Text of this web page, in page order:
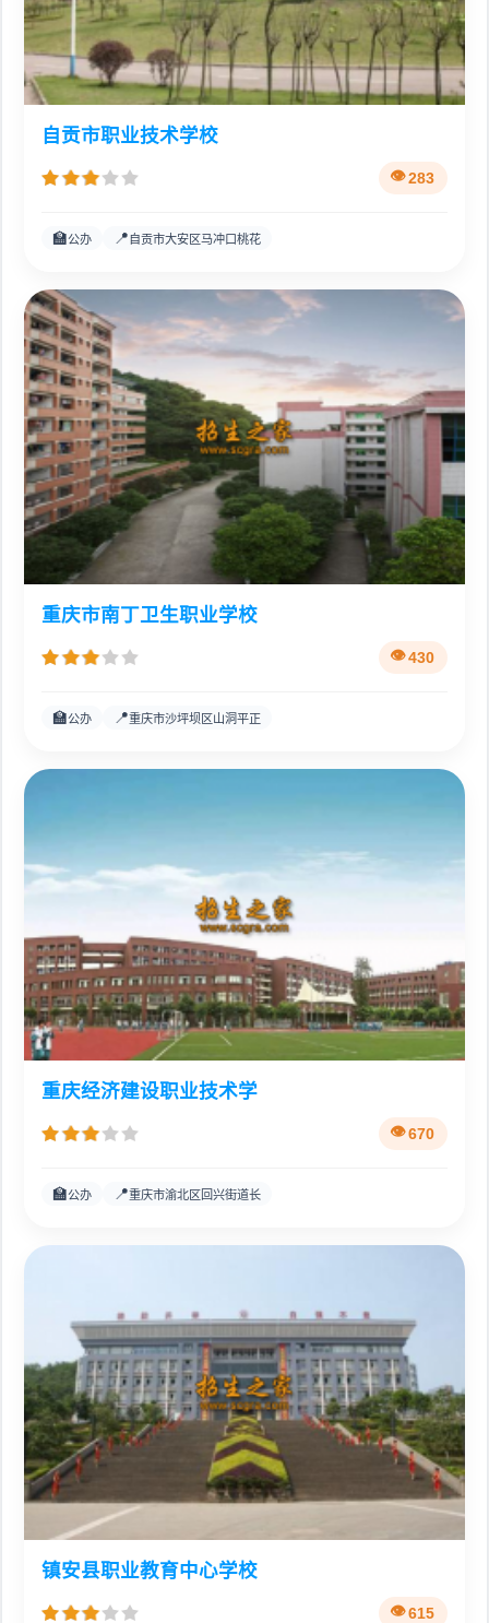
自贡市职业技术学校
283
🏫公办 📍 自贡市大安区马冲口桃花
重庆市南丁卫生职业学校
430
🏫公办 📍重庆市沙坪坝区山洞平正
重庆经济建设职业技术学
670
🏫公办 📍重庆市渝北区回兴街道长
镇安县职业教育中心学校
615